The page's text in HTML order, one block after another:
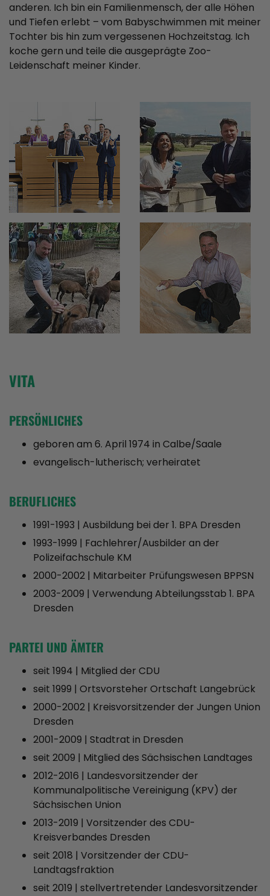
anderen. Ich bin ein Familienmensch, der alle Höhen
und Tiefen erlebt – vom Babyschwimmen mit meiner
Tochter bis hin zum vergessenen Hochzeitstag. Ich
koche gern und teile die ausgeprägte Zoo-
Leidenschaft meiner Kinder.
VITA
PERSÖNLICHES
geboren am 6. April 1974 in Calbe/Saale
evangelisch-lutherisch; verheiratet
BERUFLICHES
1991-1993 | Ausbildung bei der 1. BPA Dresden
1993-1999 | Fachlehrer/Ausbilder an der
Polizeifachschule KM
2000-2002 | Mitarbeiter Prüfungswesen BPPSN
2003-2009 | Verwendung Abteilungsstab 1. BPA
Dresden
PARTEI UND ÄMTER
seit 1994 | Mitglied der CDU
seit 1999 | Ortsvorsteher Ortschaft Langebrück
2000-2002 | Kreisvorsitzender der Jungen Union
Dresden
2001-2009 | Stadtrat in Dresden
seit 2009 | Mitglied des Sächsischen Landtages
2012-2016 | Landesvorsitzender der
Kommunalpolitische Vereinigung (KPV) der
Sächsischen Union
2013-2019 | Vorsitzender des CDU-
Kreisverbandes Dresden
seit 2018 | Vorsitzender der CDU-
Landtagsfraktion
seit 2019 | stellvertretender Landesvorsitzender